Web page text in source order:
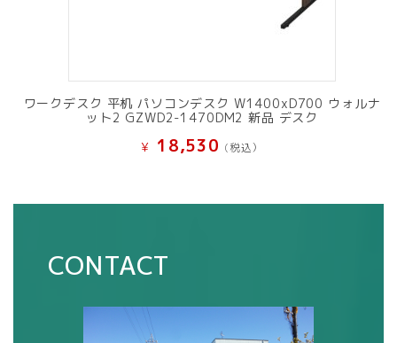
ワークデスク 平机 パソコンデスク W1400xD700 ウォルナ
ット2 GZWD2-1470DM2 新品 デスク
¥ 18,530 (税込）
CONTACT